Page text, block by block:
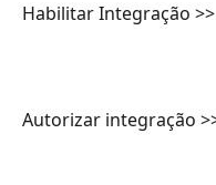
Habilitar Integração >>
Autorizar integração